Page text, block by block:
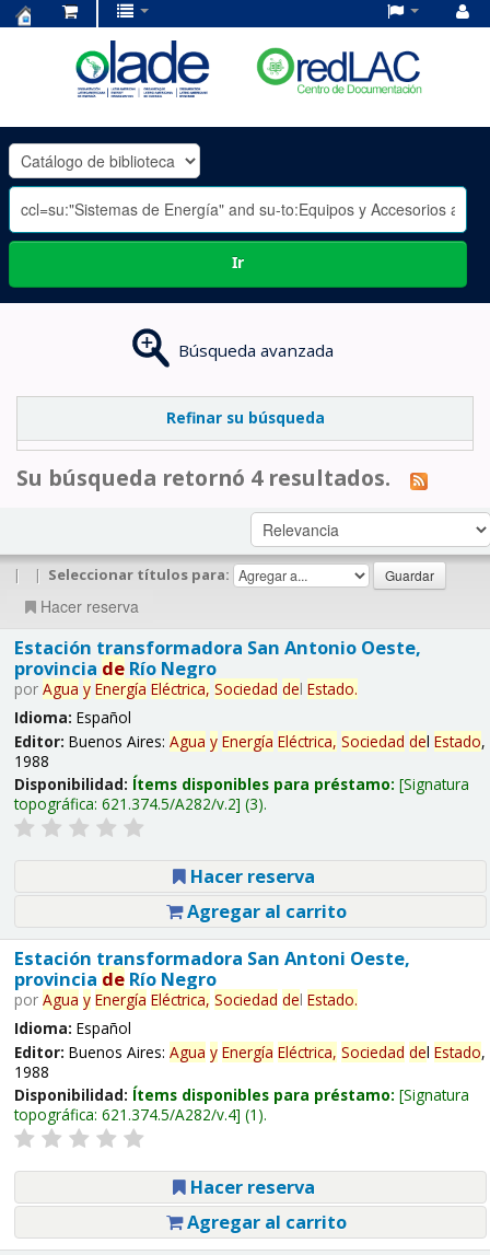
OLADE
-
Ir
Búsqueda avanzada
Refinar su búsqueda
Su búsqueda retornó 4 resultados.
| | Seleccionar títulos para:
Hacer reserva
Estación transformadora San Antonio Oeste,
provincia deRío Negro
por Agua y Energía Eléctrica, Sociedad del Estado.
Idioma: Español
Editor: Buenos Aires: Agua y Energía Eléctrica, Sociedad del Estado,
1988
Disponibilidad: Ítems disponibles para préstamo: Signatura
topográfica: 621.374.5/A282/v.2 (3).
Hacer reserva
Agregar al carrito
Estación transformadora San Antoni Oeste,
provincia deRío Negro
por Agua y Energía Eléctrica, Sociedad del Estado.
Idioma: Español
Editor: Buenos Aires: Agua y Energía Eléctrica, Sociedad del Estado,
1988
Disponibilidad: Ítems disponibles para préstamo: Signatura
topográfica: 621.374.5/A282/v.4 (1).
Hacer reserva
Agregar al carrito